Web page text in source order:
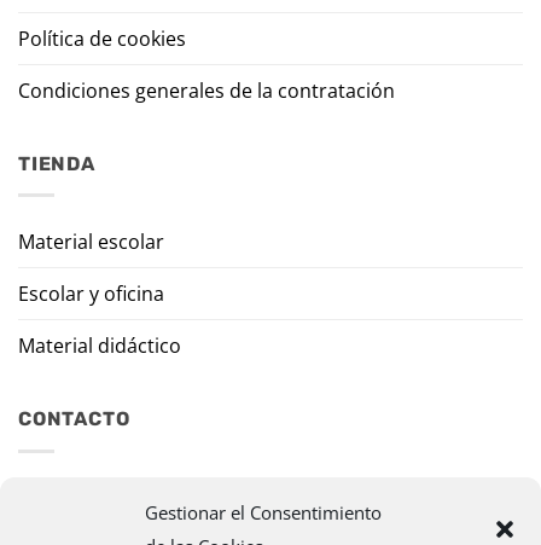
Gestionar el Consentimiento
Política de cookies
Condiciones generales de la contratación
TIENDA
Material escolar
Escolar y oficina
Material didáctico
CONTACTO